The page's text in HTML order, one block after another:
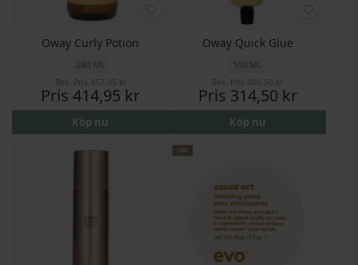
Oway Curly Potion
240 ML
Rek. Pris 457,95 kr
Pris 414,95 kr
Köp nu
Oway Quick Glue
100 ML
Rek. Pris 400,50 kr
Pris 314,50 kr
Köp nu
10%